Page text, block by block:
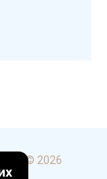
© 2026